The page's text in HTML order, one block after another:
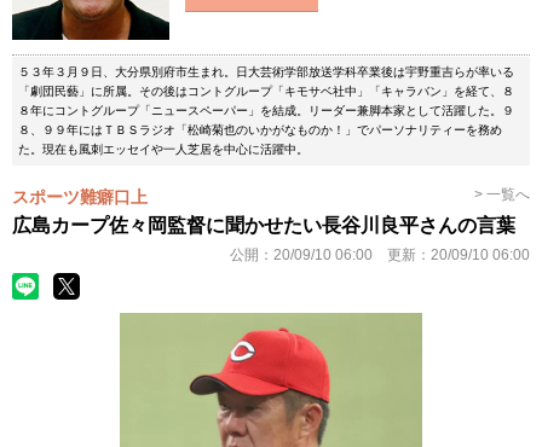
５３年３月９日、大分県別府市生まれ。日大芸術学部放送学科卒業後は宇野重吉らが率いる
「劇団民藝」に所属。その後はコントグループ「キモサベ社中」「キャラバン」を経て、８
８年にコントグループ「ニュースペーパー」を結成。リーダー兼脚本家として活躍した。９
８、９９年にはＴＢＳラジオ「松崎菊也のいかがなものか！」でパーソナリティーを務め
た。現在も風刺エッセイや一人芝居を中心に活躍中。
スポーツ難癖口上 > 一覧へ
広島カープ佐々岡監督に聞かせたい長谷川良平さんの言葉
公開： 20/09/10 06:00 更新： 20/09/10 06:00